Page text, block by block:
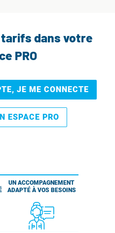
dans votre
PRO
JE ME CONNECTE
ESPACE PRO
UN ACCOMPAGNEMENT
ADAPTÉ À VOS BESOINS